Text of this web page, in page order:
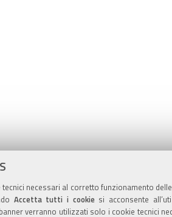
necessari al corretto funzionamento
Accetta tutti i cookiesi acconsente
verranno utilizzati solo i cookie tecnici